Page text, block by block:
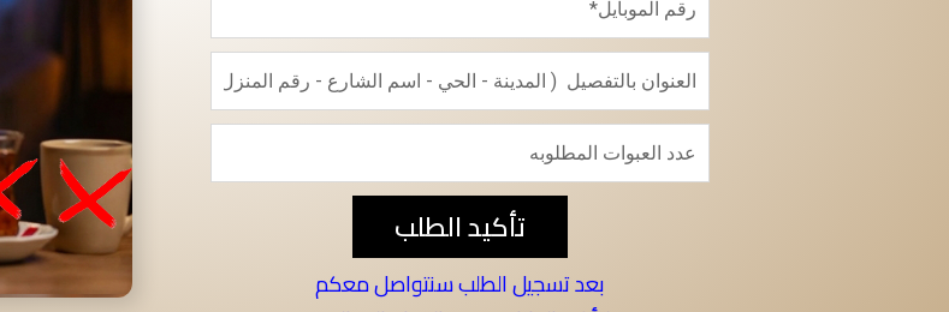
تأكيد الطلب
بعد تسجيل الطلب سنتواصل معكم